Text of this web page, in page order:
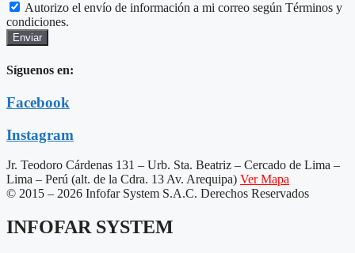
Autorizo el envío de información a mi correo según Términos y
condiciones.
Enviar
Síguenos en:
Facebook
Instagram
Jr. Teodoro Cárdenas 131 – Urb. Sta. Beatriz – Cercado de Lima –
Lima – Perú (alt. de la Cdra. 13 Av. Arequipa) Ver Mapa
© 2015 – 2026 Infofar System S.A.C. Derechos Reservados
INFOFAR SYSTEM